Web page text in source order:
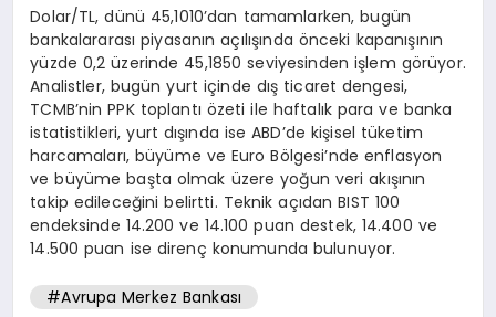
Dolar/TL, dünü 45,1010’dan tamamlarken, bugün
bankalararası piyasanın açılışında önceki kapanışının
yüzde 0,2 üzerinde 45,1850 seviyesinden işlem görüyor.
Analistler, bugün yurt içinde dış ticaret dengesi,
TCMB’nin PPK toplantı özeti ile haftalık para ve banka
istatistikleri, yurt dışında ise ABD’de kişisel tüketim
harcamaları, büyüme ve Euro Bölgesi’nde enflasyon
ve büyüme başta olmak üzere yoğun veri akışının
takip edileceğini belirtti. Teknik açıdan BIST 100
endeksinde 14.200 ve 14.100 puan destek, 14.400 ve
14.500 puan ise direnç konumunda bulunuyor.
#Avrupa Merkez Bankası